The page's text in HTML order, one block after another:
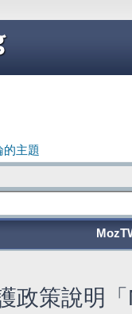
的主題
政策說明